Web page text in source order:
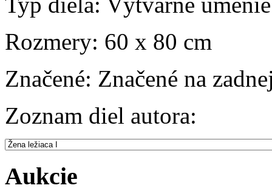
Rozmery: 60 x 80 cm
Značené: Značené na
Zoznam diel autora:
Aukcie